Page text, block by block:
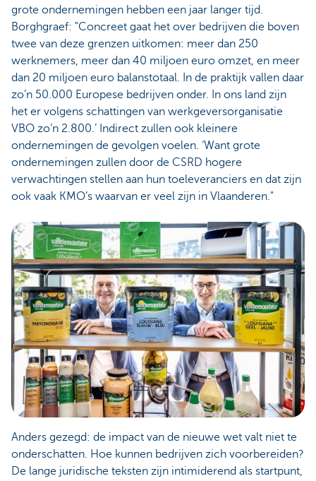
grote ondernemingen hebben een jaar langer tijd.
Borghgraef: "Concreet gaat het over bedrijven die boven
twee van deze grenzen uitkomen: meer dan 250
werknemers, meer dan 40 miljoen euro omzet, en meer
dan 20 miljoen euro balanstotaal. In de praktijk vallen daar
zo’n 50.000 Europese bedrijven onder. In ons land zijn
het er volgens schattingen van werkgeversorganisatie
VBO zo’n 2.800.’ Indirect zullen ook kleinere
ondernemingen de gevolgen voelen. ‘Want grote
ondernemingen zullen door de CSRD hogere
verwachtingen stellen aan hun toeleveranciers en dat zijn
ook vaak KMO’s waarvan er veel zijn in Vlaanderen."
Anders gezegd: de impact van de nieuwe wet valt niet te
onderschatten. Hoe kunnen bedrijven zich voorbereiden?
De lange juridische teksten zijn intimiderend als startpunt,